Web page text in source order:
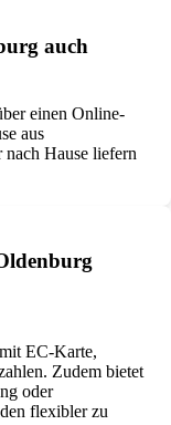
auch
einen Online-
aus
Hause liefern
EC-Karte,
Zudem bietet
oder
flexibler zu